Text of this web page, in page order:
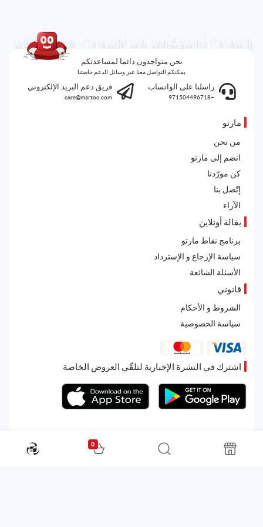
نحن متواجدون دائما لمساعدتكم
يمكنكم التواصل معنا عبر وسائل الدعم خاصتنا
راسلنا على الواتساب
+971504496718
فريق دعم البريد الإلكتروني
care@martoo.com
مارتو
من نحن
انضم إلى مارتو
كن مورّدنا
إتّصل بنا
الآراء
بقالة أونلاين
برنامج نقاط مارتو
سياسة الإرجاع و الإسترداد
الأسئلة الشائعة
قانوني
الشروط و الأحكام
سياسة الخصوصية
اشترك في النشرة الإخبارية لتلقّي العروض الخاصة
All rights reserved. Powered by Martoo © 2026
0